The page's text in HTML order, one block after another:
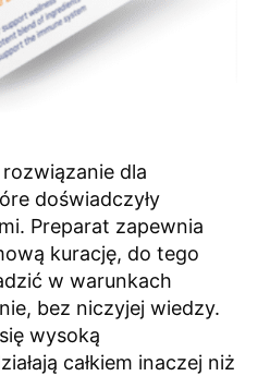
dla
doświadczyły
Preparat zapewnia
kurację, do tego
w warunkach
bez niczyjej wiedzy.
wysoką
całkiem inaczej niż